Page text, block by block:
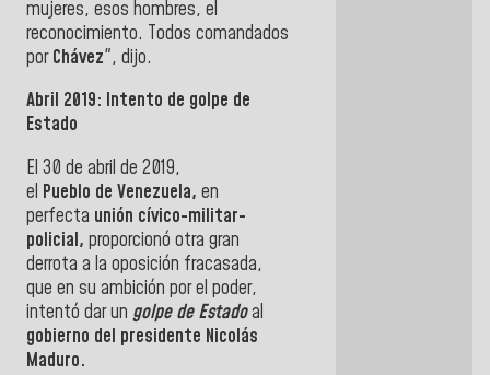
mujeres, esos hombres, el
reconocimiento. Todos comandados
porChávez", dijo.
Abril 2019: Intento de golpe de
Estado
El 30 de abril de 2019,
el Pueblo de Venezuela, en
perfecta unión cívico-militar-
policial, proporcionó otra gran
derrota a la oposición fracasada,
que en su ambición por el poder,
intentó dar un golpe de Estadoal
gobierno del presidente Nicolás
Maduro.